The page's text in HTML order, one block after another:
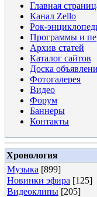
Главная
Канал Zello
Рок-
Программы и
Архив статей
Каталог сайтов
Доска
Фотогалерея
Видео
Форум
Баннеры
Контакты
Хронология
Музыка [899]
Новинки эфира [125]
Видеоклипы [205]